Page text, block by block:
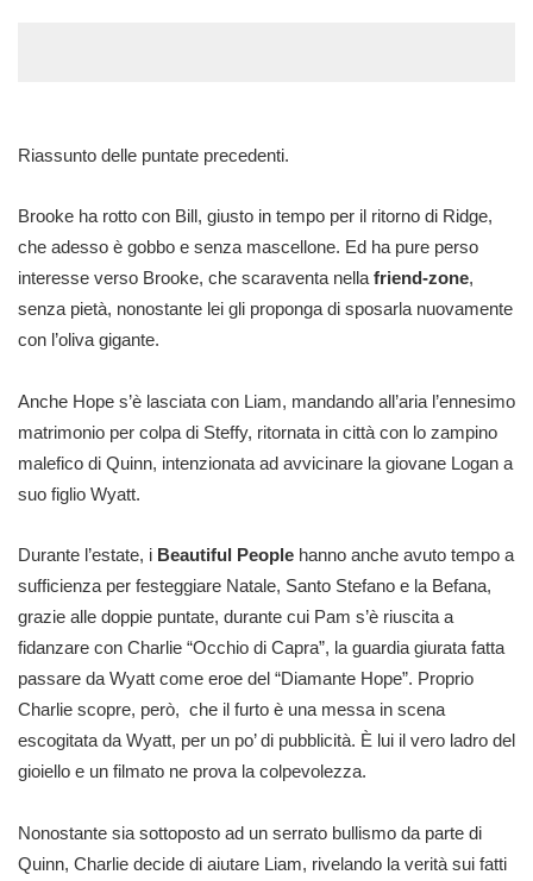
Riassunto delle puntate precedenti.
Brooke ha rotto con Bill, giusto in tempo per il ritorno di Ridge,
che adesso è gobbo e senza mascellone. Ed ha pure perso
interesse verso Brooke, che scaraventa nella friend-zone,
senza pietà, nonostante lei gli proponga di sposarla nuovamente
con l’oliva gigante.
Anche Hope s’è lasciata con Liam, mandando all’aria l’ennesimo
matrimonio per colpa di Steffy, ritornata in città con lo zampino
malefico di Quinn, intenzionata ad avvicinare la giovane Logan a
suo figlio Wyatt.
Durante l’estate, i Beautiful People hanno anche avuto tempo a
sufficienza per festeggiare Natale, Santo Stefano e la Befana,
grazie alle doppie puntate, durante cui Pam s’è riuscita a
fidanzare con Charlie “Occhio di Capra”, la guardia giurata fatta
passare da Wyatt come eroe del “Diamante Hope”. Proprio
Charlie scopre, però, che il furto è una messa in scena
escogitata da Wyatt, per un po’ di pubblicità. È lui il vero ladro del
gioiello e un filmato ne prova la colpevolezza.
Nonostante sia sottoposto ad un serrato bullismo da parte di
Quinn, Charlie decide di aiutare Liam, rivelando la verità sui fatti